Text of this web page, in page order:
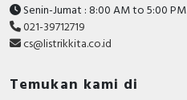
Senin-Jumat : 8:00 AM to 5:00 PM
021-39712719
cs@listrikkita.co.id
Temukan kami di